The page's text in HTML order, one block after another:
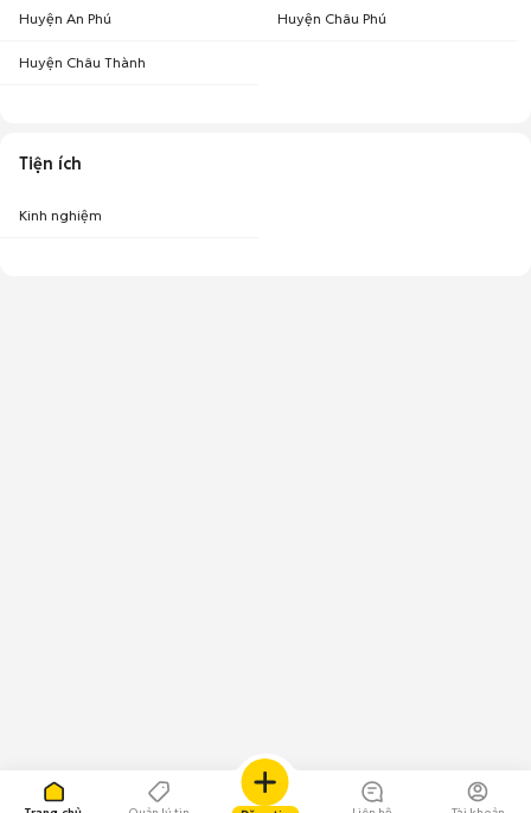
Huyện An Phú Huyện Châu Phú
Huyện Châu Thành
Tiện ích
Kinh nghiệm